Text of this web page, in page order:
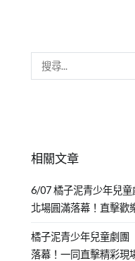
相關文章
6/07 橘子泥青少年兒
北場圓滿落幕！直擊歡
橘子泥青少年兒童劇團
落幕！一同直擊精彩現